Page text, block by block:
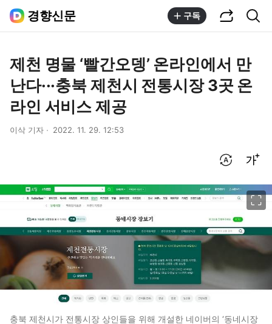
경향신문 구독
제천 명물 ‘빨간오뎅’ 온라인에서 만
난다···충북 제천시 전통시장 3곳 온
라인 서비스 제공
이삭 기자 2022. 11. 29. 12:53
충북 제천시가 전통시장 상인들을 위해 개설한 네이버의 ‘동네시장